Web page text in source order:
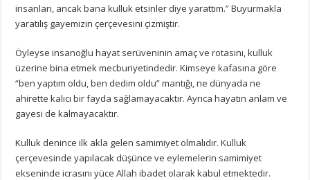
insanları, ancak bana kulluk etsinler diye yarattım.” Buyurmakla
yaratılış gayemizin çerçevesini çizmiştir.
Öyleyse insanoğlu hayat serüveninin amaç ve rotasını, kulluk
üzerine bina etmek mecburiyetindedir. Kimseye kafasına göre
“ben yaptım oldu, ben dedim oldu” mantığı, ne dünyada ne
ahirette kalıcı bir fayda sağlamayacaktır. Ayrıca hayatın anlam ve
gayesi de kalmayacaktır.
Kulluk denince ilk akla gelen samimiyet olmalıdır. Kulluk
çerçevesinde yapılacak düşünce ve eylemelerin samimiyet
ekseninde icrasını yüce Allah ibadet olarak kabul etmektedir.